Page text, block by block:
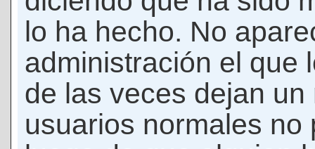
lo ha hecho. No
administración el que
de las veces dejan
usuarios normales